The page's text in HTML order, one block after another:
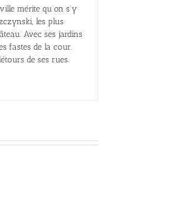
mérite qu’on s’y
les plus
Avec ses jardins
fastes de la cour.
de ses rues.